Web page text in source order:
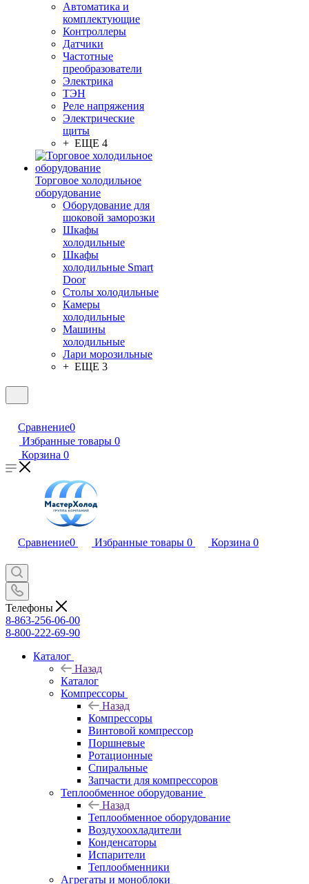
Автоматика и
комплектующие
Контроллеры
Датчики
Частотные
преобразователи
Электрика
ТЭН
Реле напряжения
Электрические
щиты
+ ЕЩЕ 4
Торговое холодильное
оборудование
Оборудование для
шоковой заморозки
Шкафы
холодильные
Шкафы
холодильные Smart
Door
Столы холодильные
Камеры
холодильные
Машины
холодильные
Лари морозильные
+ ЕЩЕ 3
Сравнение0
Избранные товары 0
Корзина 0
Сравнение0 Избранные товары 0 Корзина 0
Телефоны
8-863-256-06-00
8-800-222-69-90
Каталог
Назад
Каталог
Компрессоры
Назад
Компрессоры
Винтовой компрессор
Поршневые
Ротационные
Спиральные
Запчасти для компрессоров
Теплообменное оборудование
Назад
Теплообменное оборудование
Воздухоохладители
Конденсаторы
Испарители
Теплообменники
Агрегаты и моноблоки